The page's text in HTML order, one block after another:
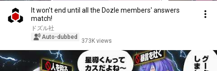
It won't end until all the Dozle members' answers
match!
ドズル社
Auto-dubbed
373K views